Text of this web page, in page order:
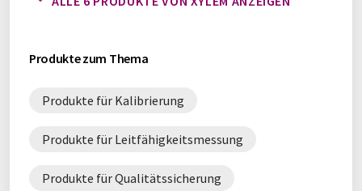
Produkte zum Thema
Produkte für Kalibrierung
Produkte für Leitfähigkeitsmessung
Produkte für Qualitätssicherung